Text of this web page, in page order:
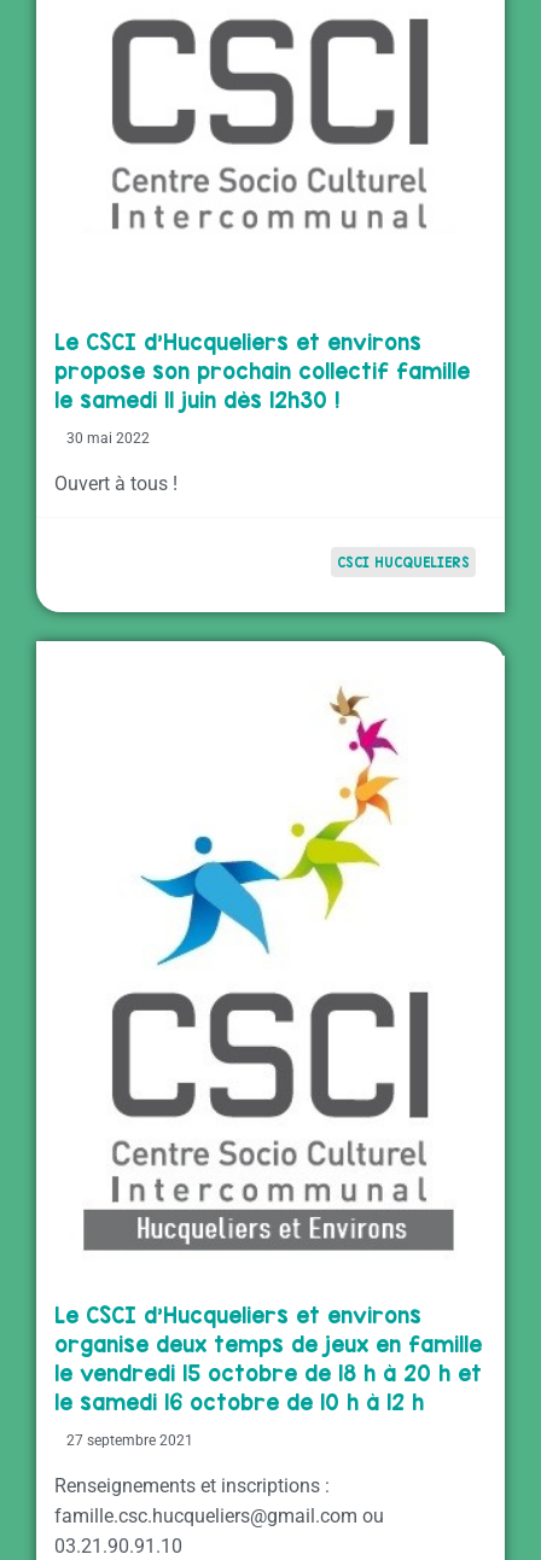
Le CSCI d’Hucqueliers et environs
propose son prochain collectif famille
le samedi 11 juin dès 12h30 !
30 mai 2022
Ouvert à tous !
CSCI HUCQUELIERS
Le CSCI d’Hucqueliers et environs
organise deux temps de jeux en famille
le vendredi 15 octobre de 18 h à 20 h et
le samedi 16 octobre de 10 h à 12 h
27 septembre 2021
Renseignements et inscriptions :
famille.csc.hucqueliers@gmail.com ou
03.21.90.91.10